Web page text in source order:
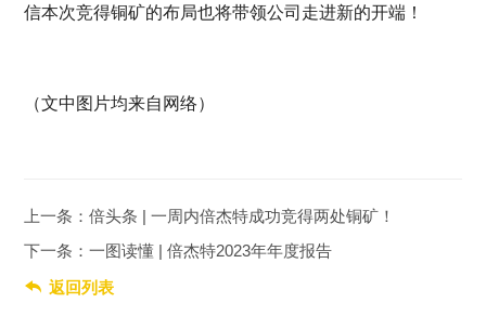
信本次竞得铜矿的布局也将带领公司走进新的开端！
（文中图片均来自网络）
上一条：倍头条 | 一周内倍杰特成功竞得两处铜矿！
下一条：一图读懂 | 倍杰特2023年年度报告
 返回列表